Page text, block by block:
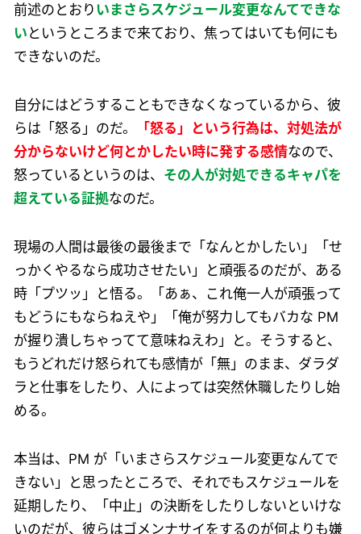
前述のとおり いまさらスケジュール変更なんてできな
い というところまで来ており、焦ってはいても何にも
できないのだ。
自分にはどうすることもできなくなっているから、彼
らは「怒る」のだ。
「怒る」という行為は、対処法が
分からないけど何とかしたい時に発する感情なので、
怒っているというのは、 その人が対処できるキャパを
超えている証拠なのだ。
現場の人間は最後の最後まで「なんとかしたい」「せ
っかくやるなら成功させたい」と頑張るのだが、ある
時「プツッ」と悟る。「あぁ、これ俺一人が頑張って
もどうにもならねえや」「俺が努力してもバカな PM
が握り潰しちゃってて意味ねえわ」と。そうすると、
もうどれだけ怒られても感情が「無」のまま、ダラダ
ラと仕事をしたり、人によっては突然休職したりし始
める。
本当は、PM が「いまさらスケジュール変更なんてで
きない」と思ったところで、それでもスケジュールを
延期したり、「中止」の決断をしたりしないといけな
いのだが、彼らはゴメンナサイをするのが何よりも嫌